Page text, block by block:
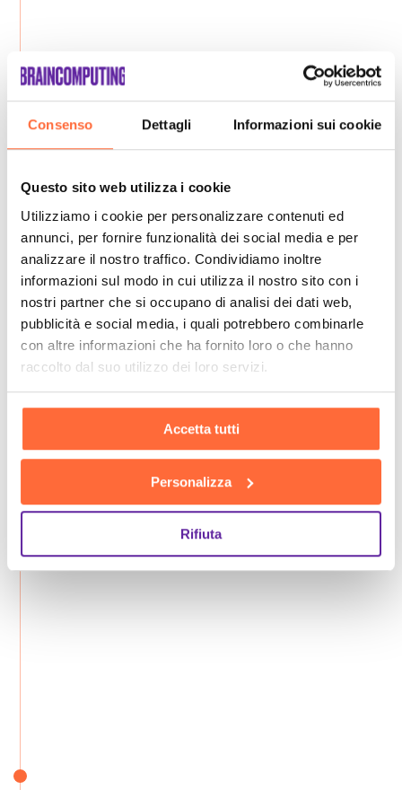
Consenso Dettagli Informazioni sui cookie
Questo sito web utilizza i cookie
Utilizziamo i cookie per personalizzare contenuti ed
annunci, per fornire funzionalità dei social media e per
analizzare il nostro traffico. Condividiamo inoltre
informazioni sul modo in cui utilizza il nostro sito con i
nostri partner che si occupano di analisi dei dati web,
pubblicità e social media, i quali potrebbero combinarle
con altre informazioni che ha fornito loro o che hanno
raccolto dal suo utilizzo dei loro servizi.
Accetta tutti
Personalizza
Rifiuta